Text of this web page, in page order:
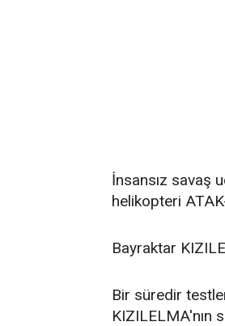
İnsansız savaş
helikopteri
Bayraktar
Bir süredir
KIZILELMA'nın